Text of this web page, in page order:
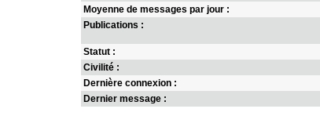
Moyenne de messages par jour :
Publications :
Statut :
Civilité :
Dernière connexion :
Dernier message :